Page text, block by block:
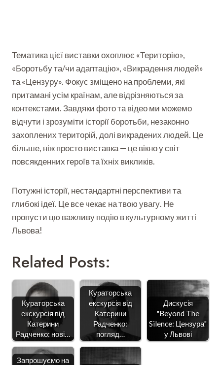
Тематика цієї виставки охоплює «Територію»,
«Боротьбу та/чи адаптацію», «Викрадення людей»
та «Цензуру». Фокус зміщено на проблеми, які
притамані усім країнам, але відрізняються за
контекстами. Завдяки фото та відео ми можемо
відчути і зрозуміти історії боротьби, незаконно
захоплених територій, долі викрадених людей. Це
більше, ніж просто виставка — це вікно у світ
повсякденних героїв та їхніх викликів.
Потужні історії, нестандартні перспективи та
глибокі ідеї. Це все чекає на твою увагу. Не
пропусти цю важливу подію в культурному житті
Львова!
Related Posts:
Кураторська
екскурсія від
Катерини
Радченко: нові…
Кураторська
екскурсія від
Катерини
Радченко:
погляд…
Дискусія
"Beyond The
Silence: Цензура"
у Львові
Запрошуємо на